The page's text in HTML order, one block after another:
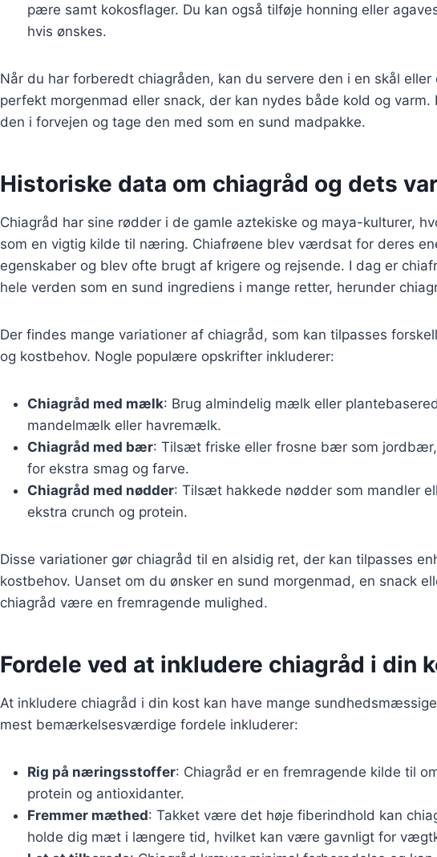
pære samt kokosflager. Du kan også tilføje honning eller
hvis ønskes.
Når du har forberedt chiagråden, kan du servere den i en skål eller
perfekt morgenmad eller snack, der kan nydes både kold og varm.
den i forvejen og tage den med som en sund madpakke.
Historiske data om chiagråd og dets
Chiagråd har sine rødder i de gamle aztekiske og maya-kulturer,
som en vigtig kilde til næring. Chiafrøene blev værdsat for deres
egenskaber og blev ofte brugt af krigere og rejsende. I dag er
hele verden som en sund ingrediens i mange retter, herunder
Der findes mange variationer af chiagråd, som kan tilpasses
og kostbehov. Nogle populære opskrifter inkluderer:
Chiagråd med mælk: Brug almindelig mælk eller
mandelmælk eller havremælk.
Chiagråd med bær: Tilsæt friske eller frosne bær som
for ekstra smag og farve.
Chiagråd med nødder: Tilsæt hakkede nødder som mandler
ekstra crunch og protein.
Disse variationer gør chiagråd til en alsidig ret, der kan tilpasses
kostbehov. Uanset om du ønsker en sund morgenmad, en snack
chiagråd være en fremragende mulighed.
Fordele ved at inkludere chiagråd i din
At inkludere chiagråd i din kost kan have mange
mest bemærkelsesværdige fordele inkluderer:
Rig på næringsstoffer: Chiagråd er en fremragende kilde til
protein og antioxidanter.
Fremmer mæthed: Takket være det høje fiberindhold kan
holde dig mæt i længere tid, hvilket kan være gavnligt for